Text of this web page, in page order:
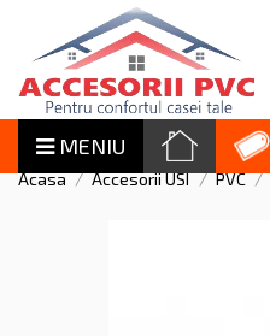
MENIU
Acasa
Accesorii USI PVC